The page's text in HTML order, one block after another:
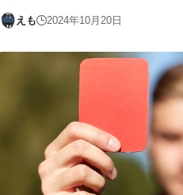
えも 2024年10月20日